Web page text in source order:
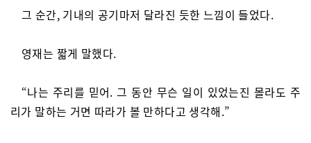
그 순간, 기내의 공기마저 달라진 듯한 느낌이 들었다.
영재는 짧게 말했다.
“나는 주리를 믿어. 그 동안 무슨 일이 있었는진 몰라도 주
리가 말하는 거면 따라가 볼 만하다고 생각해.”